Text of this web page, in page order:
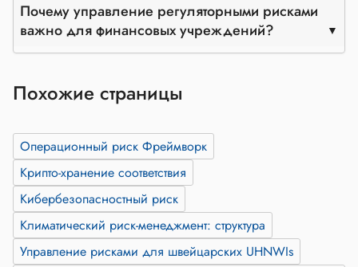
Почему управление регуляторными рисками
важно для финансовых учреждений?
Похожие страницы
Операционный риск Фреймворк
Крипто-хранение соответствия
Кибербезопасностный риск
Климатический риск-менеджмент: структура
Управление рисками для швейцарских UHNWIs